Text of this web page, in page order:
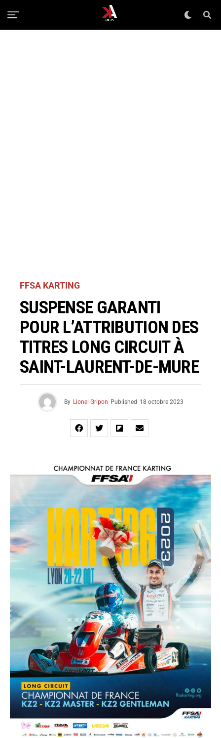
FFSA KARTING
SUSPENSE GARANTI
POUR L’ATTRIBUTION DES
TITRES LONG CIRCUIT À
SAINT-LAURENT-DE-MURE
By Lionel Gripon Published 18 octobre 2023